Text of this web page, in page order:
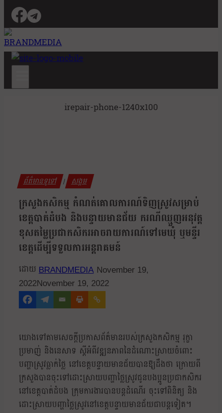
irepair-phone-1240x100
ព័ត៌មានទូទៅ | សង្គម
ក្រសួងកសិកម្ម កំណត់គោលការណ៍ទិញស្រូវសម្រាប់
ខេត្តបាត់ដំបង និងបន្ទាយមានជ័យ ករណីឈ្មួញអនុវត្ត
ខុសតម្លៃប្រជាកសិករអាចរាយការណ៍ទៅមេឃុំ ឬមន្ទីរ
ខេត្តដើម្បីទទួលការអន្តរាគមន៍
BRANDMEDIA November 19,
2022November 19, 2022
យោងទៅតាមសេចក្ដីប្រកាសព័ត៌មានរបស់ក្រសួងកសិកម្ម រុក្ខា
ប្រមាញ់ និងនេសាទ ស្ដីអំពីវឌ្ឍនភាពនៃដំណោះស្រាយចំពោះ
បញ្ហាស្រូវធ្លាក់ថ្លៃ នៅខេត្តបន្ទាយមានជ័យបានឱ្យដឹងថា ក្រោយពី
ក្រសួងបានចុះទៅដោះស្រាយបញ្ហាថ្លៃស្រូវជូនបងប្អូនប្រជាកសិករ
នៅខេត្តបាត់ដំបង ក្រុមការងារបានបន្តដំណើរ ចុះទៅពិនិត្យ និង
ដោះស្រាយបញ្ហាថ្លៃស្រូវនៅខេត្តបន្ទាយមានជ័យជាបន្តទៀត។